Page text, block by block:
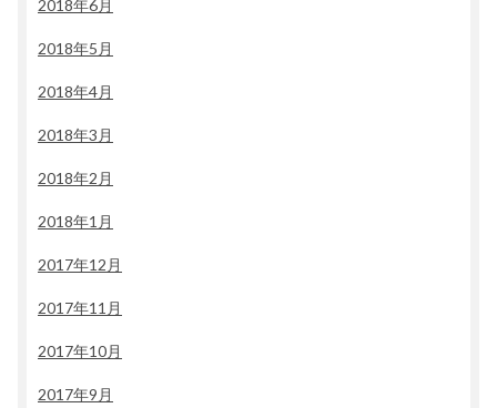
2018年6月
2018年5月
2018年4月
2018年3月
2018年2月
2018年1月
2017年12月
2017年11月
2017年10月
2017年9月